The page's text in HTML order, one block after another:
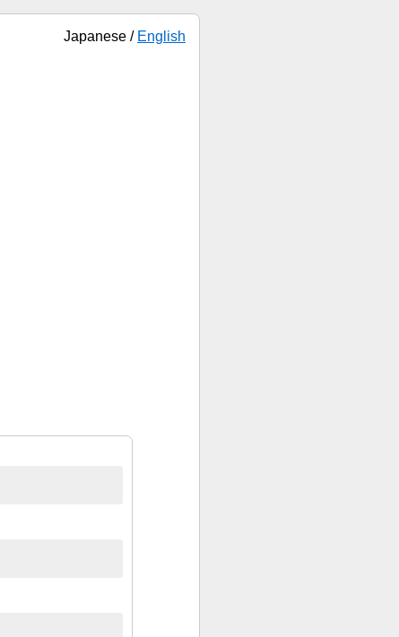
Japanese / English